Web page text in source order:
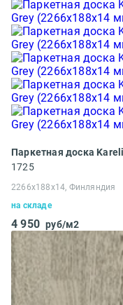
1725
2266х188х14, Финляндия
на складе
4 950 руб/м2